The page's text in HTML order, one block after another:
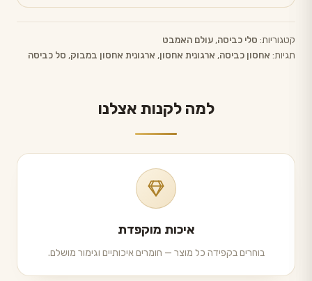
קטגוריות: סלי כביסה, עולם האמבט
תגיות: אחסון כביסה, ארגונית אחסון, ארגונית אחסון במבוק, סל כביסה
למה לקנות אצלנו
איכות מוקפדת
בוחרים בקפידה כל מוצר — חומרים איכותיים וגימור מושלם.